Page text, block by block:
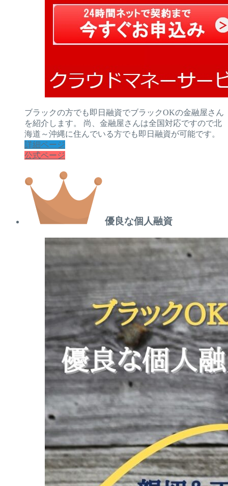
ブラックの方でも即日融資でブラックOKの金融屋さん
を紹介します。 尚、金融屋さんは全国対応ですので北
海道～沖縄に住んでいる方でも即日融資が可能です。
詳細ページ
公式ページ
優良な個人融資